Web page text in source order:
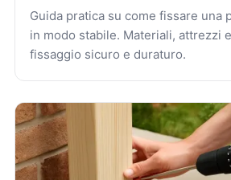
Guida pratica su come fissare una
in modo stabile. Materiali, attrezzi
fissaggio sicuro e duraturo.